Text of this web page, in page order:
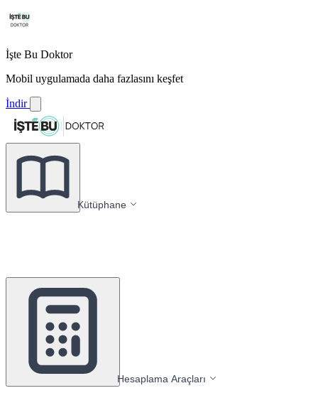
İşte Bu Doktor
Mobil uygulamada daha fazlasını keşfet
İndir
Kütüphane
Hesaplama Araçları